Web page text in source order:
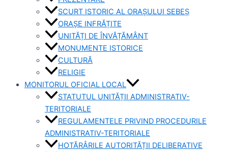
SCURT ISTORIC AL ORAȘULUI SEBEȘ
ORAȘE INFRĂȚITE
UNITĂȚI DE ÎNVĂȚĂMÂNT
MONUMENTE ISTORICE
CULTURĂ
RELIGIE
MONITORUL OFICIAL LOCAL
STATUTUL UNITĂȚII ADMINISTRATIV-
TERITORIALE
REGULAMENTELE PRIVIND PROCEDURILE
ADMINISTRATIV-TERITORIALE
HOTĂRÂRILE AUTORITĂȚII DELIBERATIVE